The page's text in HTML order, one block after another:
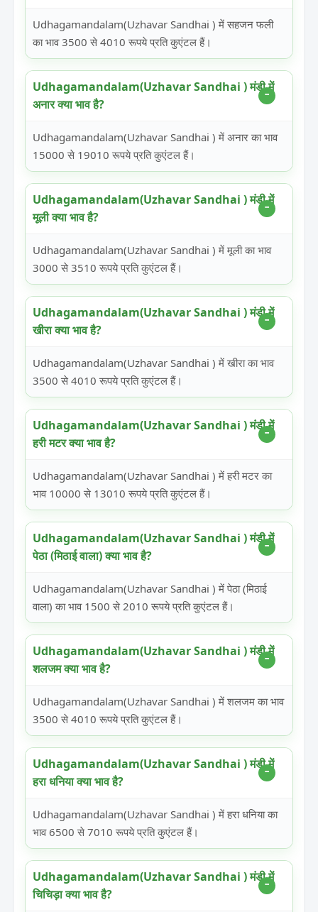
Udhagamandalam(Uzhavar Sandhai ) में सहजन फली
का भाव 3500 से 4010 रूपये प्रति कुएंटल हैं।
Udhagamandalam(Uzhavar Sandhai ) मंडी में
अनार क्या भाव है?
Udhagamandalam(Uzhavar Sandhai ) में अनार का भाव
15000 से 19010 रूपये प्रति कुएंटल हैं।
Udhagamandalam(Uzhavar Sandhai ) मंडी में
मूली क्या भाव है?
Udhagamandalam(Uzhavar Sandhai ) में मूली का भाव
3000 से 3510 रूपये प्रति कुएंटल हैं।
Udhagamandalam(Uzhavar Sandhai ) मंडी में
खीरा क्या भाव है?
Udhagamandalam(Uzhavar Sandhai ) में खीरा का भाव
3500 से 4010 रूपये प्रति कुएंटल हैं।
Udhagamandalam(Uzhavar Sandhai ) मंडी में
हरी मटर क्या भाव है?
Udhagamandalam(Uzhavar Sandhai ) में हरी मटर का
भाव 10000 से 13010 रूपये प्रति कुएंटल हैं।
Udhagamandalam(Uzhavar Sandhai ) मंडी में
पेठा (मिठाई वाला) क्या भाव है?
Udhagamandalam(Uzhavar Sandhai ) में पेठा (मिठाई
वाला) का भाव 1500 से 2010 रूपये प्रति कुएंटल हैं।
Udhagamandalam(Uzhavar Sandhai ) मंडी में
शलजम क्या भाव है?
Udhagamandalam(Uzhavar Sandhai ) में शलजम का भाव
3500 से 4010 रूपये प्रति कुएंटल हैं।
Udhagamandalam(Uzhavar Sandhai ) मंडी में
हरा धनिया क्या भाव है?
Udhagamandalam(Uzhavar Sandhai ) में हरा धनिया का
भाव 6500 से 7010 रूपये प्रति कुएंटल हैं।
Udhagamandalam(Uzhavar Sandhai ) मंडी में
चिचिड़ा क्या भाव है?